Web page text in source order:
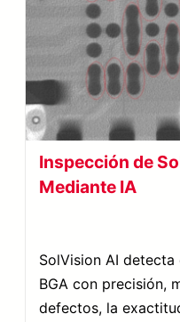
Inspección de
Mediante IA
SolVision AI
BGA con precisión,
defectos, la